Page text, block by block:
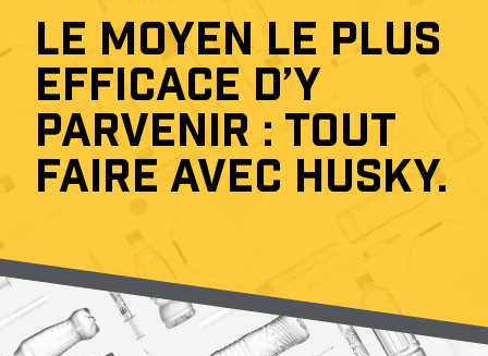
LE MOYEN LE PLUS
EFFICACE D’Y
PARVENIR : TOUT
FAIRE AVEC HUSKY.